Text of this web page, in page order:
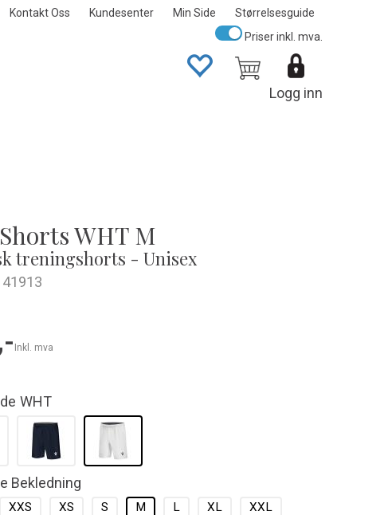
Kontakt Oss Kundesenter Min Side Størrelsesguide
Logg inn
Priser inkl. mva.
WHT M
treningshorts - Unisex
Inkl. mva
WHT
Bekledning
XXS XS S M L XL XXL